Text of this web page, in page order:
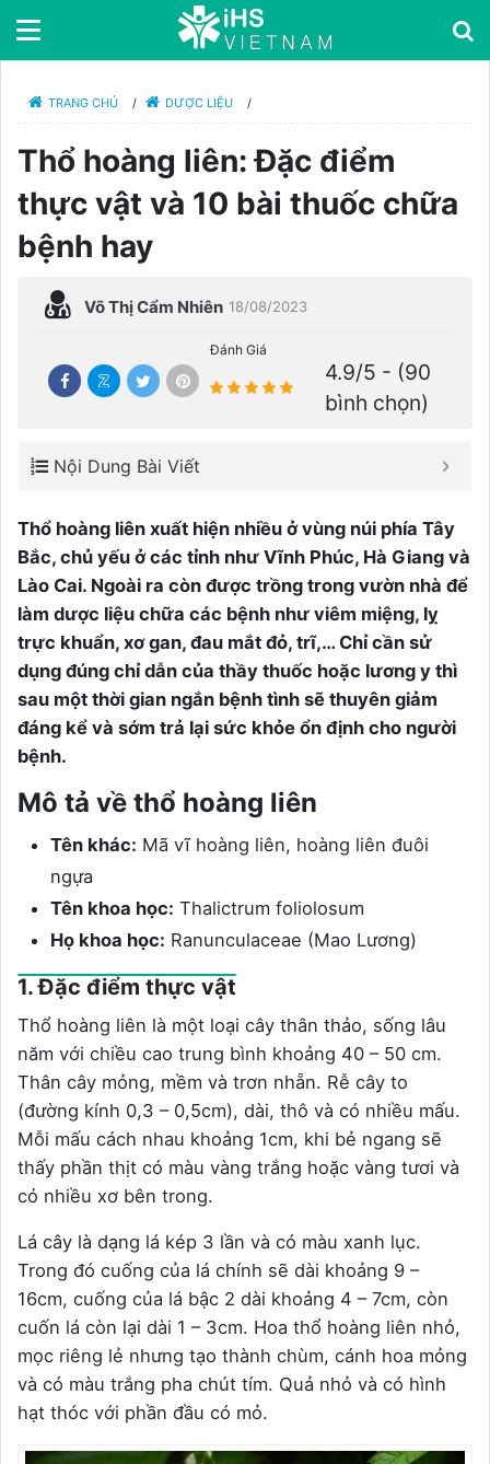
TRANG CHỦ / DƯỢC LIỆU /
Thổ hoàng liên: Đặc điểm
thực vật và 10 bài thuốc chữa
bệnh hay
Võ Thị Cẩm Nhiên 18/08/2023
Đánh Giá
4.9/5 - (90
bình chọn)
Nội Dung Bài Viết
Thổ hoàng liên xuất hiện nhiều ở vùng núi phía Tây
Bắc, chủ yếu ở các tỉnh như Vĩnh Phúc, Hà Giang và
Lào Cai. Ngoài ra còn được trồng trong vườn nhà để
làm dược liệu chữa các bệnh như viêm miệng, lỵ
trực khuẩn, xơ gan, đau mắt đỏ, trĩ,… Chỉ cần sử
dụng đúng chỉ dẫn của thầy thuốc hoặc lương y thì
sau một thời gian ngắn bệnh tình sẽ thuyên giảm
đáng kể và sớm trả lại sức khỏe ổn định cho người
bệnh.
Mô tả về thổ hoàng liên
Tên khác: Mã vĩ hoàng liên, hoàng liên đuôi
ngựa
Tên khoa học: Thalictrum foliolosum
Họ khoa học: Ranunculaceae (Mao Lương)
1. Đặc điểm thực vật
Thổ hoàng liên là một loại cây thân thảo, sống lâu
năm với chiều cao trung bình khoảng 40 – 50 cm.
Thân cây mỏng, mềm và trơn nhẵn. Rễ cây to
(đường kính 0,3 – 0,5cm), dài, thô và có nhiều mấu.
Mỗi mấu cách nhau khoảng 1cm, khi bẻ ngang sẽ
thấy phần thịt có màu vàng trắng hoặc vàng tươi và
có nhiều xơ bên trong.
Lá cây là dạng lá kép 3 lần và có màu xanh lục.
Trong đó cuống của lá chính sẽ dài khoảng 9 –
16cm, cuống của lá bậc 2 dài khoảng 4 – 7cm, còn
cuốn lá còn lại dài 1 – 3cm. Hoa thổ hoàng liên nhỏ,
mọc riêng lẻ nhưng tạo thành chùm, cánh hoa mỏng
và có màu trắng pha chút tím. Quả nhỏ và có hình
hạt thóc với phần đầu có mỏ.